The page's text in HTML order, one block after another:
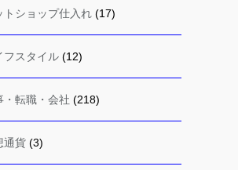
トショップ仕入れ (17)
フスタイル (12)
・転職・会社 (218)
通貨 (3)